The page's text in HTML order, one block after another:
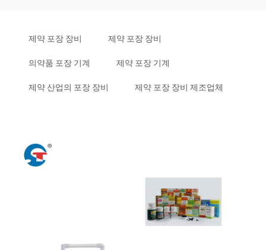
제약 포장 장비 제약 포장 장비
의약품 포장 기계 제약 포장 기계
제약 산업의 포장 장비 제약 포장 장비 제조업체